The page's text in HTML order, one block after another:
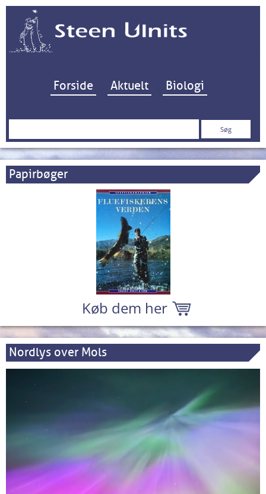
Hop til indhold
Forside Aktuelt Biologi
Søg
Papirbøger
Køb dem her
Nordlys over Mols